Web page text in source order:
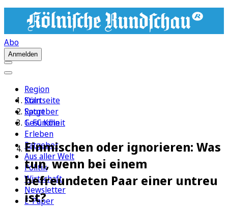
Abo
Anmelden
Region
Köln
Sport
1. FC Köln
Erleben
Ratgeber
Aus aller Welt
Politik
Wirtschaft
Newsletter
E-Paper
Startseite
Ratgeber
Gesundheit
Einmischen oder ignorieren: Was
tun, wenn bei einem
befreundeten Paar einer untreu
ist?